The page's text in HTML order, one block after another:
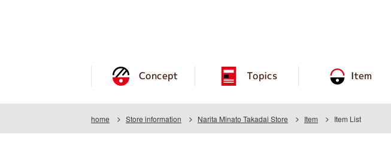
Concept Topics Item
home Store information Narita Minato Takadai Store Item Item List